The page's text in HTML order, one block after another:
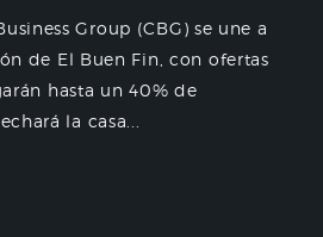
Group (CBG) se une a
de El Buen Fin, con ofertas
hasta un 40% de
la casa...